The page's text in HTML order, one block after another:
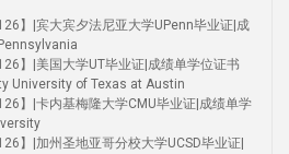
】|宾大宾夕法尼亚大学UPenn毕业证|成
】|美国大学UT毕业证|成绩单学位证书
University of Texas at Austin
】|卡内基梅隆大学CMU毕业证|成绩单学
】|加州圣地亚哥分校大学UCSD毕业证|